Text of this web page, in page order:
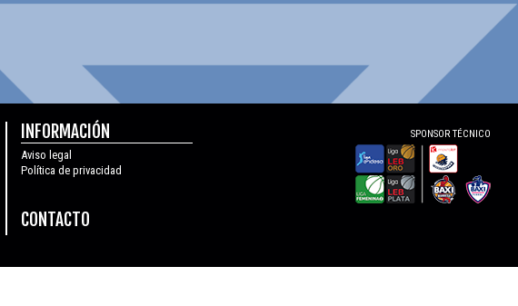
INFORMACIÓN
Aviso legal
Política de privacidad
CONTACTO
SPONSOR TÉCNICO